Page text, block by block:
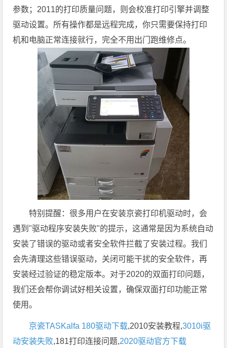
参数；2011的打印质量问题，则会校准打印引擎并调整
驱动设置。所有操作都是远程完成，你只需要保持打印
机和电脑正常连接就行，完全不用出门跑维修点。
特别提醒：很多用户在安装京瓷打印机驱动时，会
遇到"驱动程序安装失败"的提示，这通常是因为系统自动
安装了错误的驱动或者安全软件拦截了安装过程。我们
会先清理这些错误驱动，关闭可能干扰的安全软件，再
安装经过验证的稳定版本。对于2020的双面打印问题，
我们还会帮你调试好相关设置，确保双面打印功能正常
使用。
京瓷TASKalfa 180驱动下载,2010安装教程,3010i驱
动安装失败,181打印连接问题,2020驱动官方下载